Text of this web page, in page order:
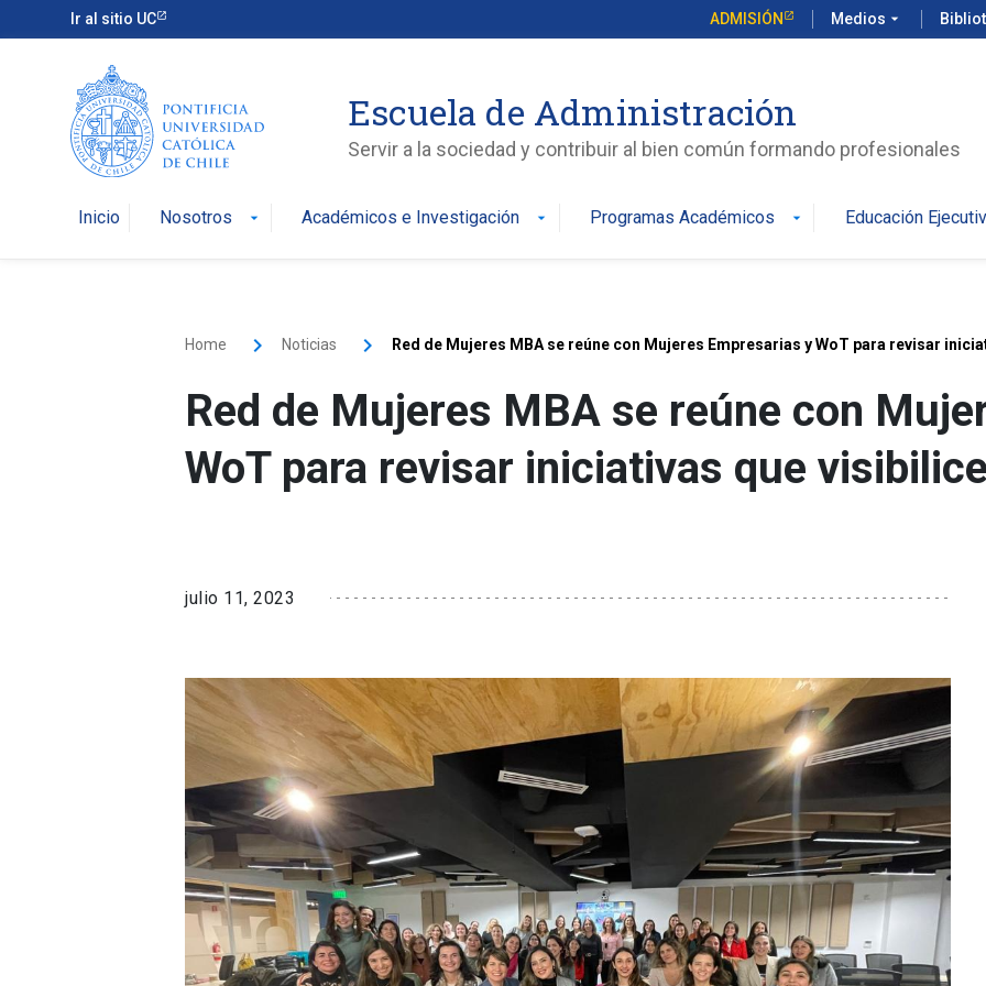
Ir al sitio UC ADMISIÓN Medios arrow_drop_down
Escuela de Administración
Servir a la sociedad y contribuir al bien común formando profesionales
Inicio Nosotros arrow_drop_down Académicos e Investigación arrow_drop_down Programas Académicos arrow_drop_down Educación
Home Noticias Red de Mujeres MBA se reúne con Mujeres Empresarias y WoT para revisar
Red de Mujeres MBA se reúne con
WoT para revisar iniciativas que
julio 11, 2023